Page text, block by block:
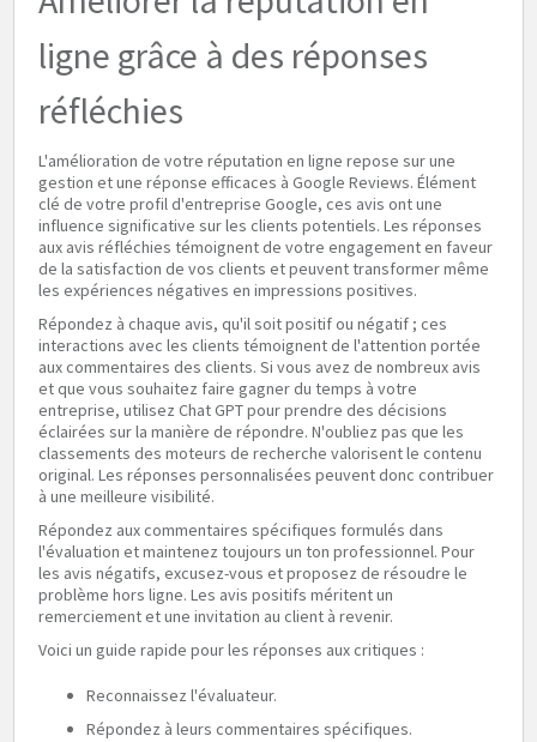
ligne grâce à des réponses
réfléchies
L'amélioration de votre réputation en ligne repose sur une
gestion et une réponse efficaces à Google Reviews. Élément
clé de votre profil d'entreprise Google, ces avis ont une
influence significative sur les clients potentiels. Les réponses
aux avis réfléchies témoignent de votre engagement en faveur
de la satisfaction de vos clients et peuvent transformer même
les expériences négatives en impressions positives.
Répondez à chaque avis, qu'il soit positif ou négatif ; ces
interactions avec les clients témoignent de l'attention portée
aux commentaires des clients. Si vous avez de nombreux avis
et que vous souhaitez faire gagner du temps à votre
entreprise, utilisez Chat GPT pour prendre des décisions
éclairées sur la manière de répondre. N'oubliez pas que les
classements des moteurs de recherche valorisent le contenu
original. Les réponses personnalisées peuvent donc contribuer
à une meilleure visibilité.
Répondez aux commentaires spécifiques formulés dans
l'évaluation et maintenez toujours un ton professionnel. Pour
les avis négatifs, excusez-vous et proposez de résoudre le
problème hors ligne. Les avis positifs méritent un
remerciement et une invitation au client à revenir.
Voici un guide rapide pour les réponses aux critiques :
Reconnaissez l'évaluateur.
Répondez à leurs commentaires spécifiques.